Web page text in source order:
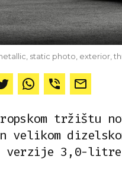
static photo, exterior,
tržištu
velikom
verzije 3,0-